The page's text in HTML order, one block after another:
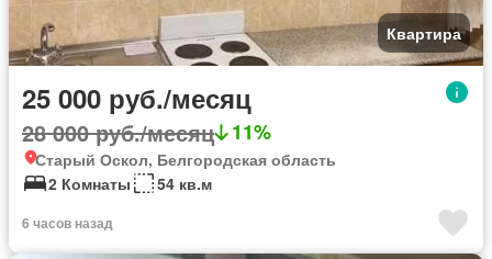
Квартира
25 000 руб./месяц
28 000 руб./месяц 11%
Старый Оскол, Белгородская область
2 Комнаты
54 кв.м
6 часов назад